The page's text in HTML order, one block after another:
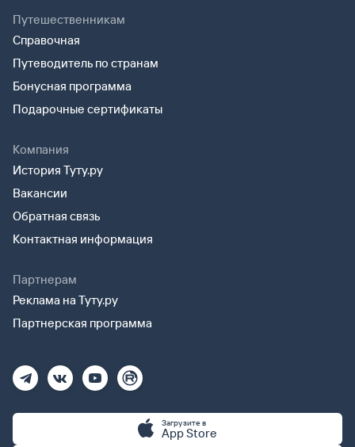
Путешественникам
Справочная
Путеводитель по странам
Бонусная программа
Подарочные сертификаты
Компания
История Туту.ру
Вакансии
Обратная связь
Контактная информация
Партнерам
Реклама на Туту.ру
Партнерская программа
Загрузите в
App Store